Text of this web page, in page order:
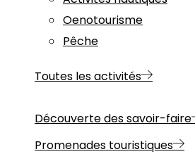
Oenotourisme
Pêche
Toutes les activités
Découverte des savoir-faire
Promenades touristiques